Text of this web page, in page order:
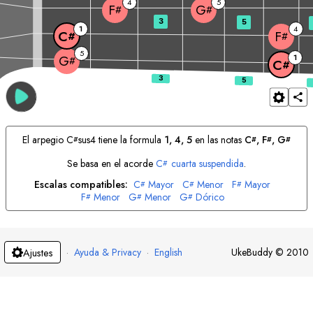
G# 5
C# 1
C# 1 F# 4
F# G#
3 5
El arpegio C#sus4 tiene la formula 1, 4, 5 en las notas C#, F#, G#
Se basa en el acorde C# cuarta suspendida.
Escalas compatibles: C# Mayor C# Menor F# Mayor
F# Menor G# Menor G# Dórico
Ajustes · Ayuda & Privacy · English UkeBuddy © 2010